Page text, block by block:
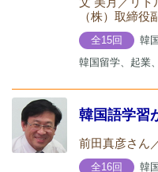
（株）取締役
全15回
韓
韓国留学、起業
韓国語学習
前田真彦さん
全16回
韓